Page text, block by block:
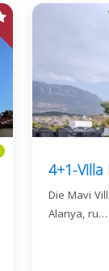
4+1-Villa
Die Mavi
Alanya, ru…